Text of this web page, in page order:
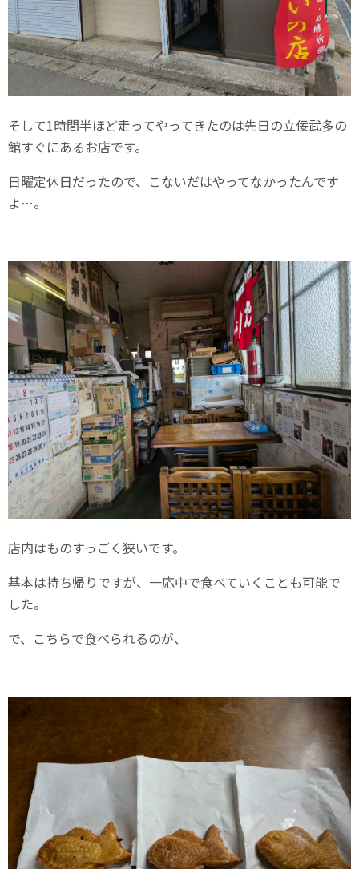
そして1時間半ほど走ってやってきたのは先日の立佞武多の
館すぐにあるお店です。
日曜定休日だったので、こないだはやってなかったんです
よ…。
店内はものすっごく狭いです。
基本は持ち帰りですが、一応中で食べていくことも可能で
した。
で、こちらで食べられるのが、